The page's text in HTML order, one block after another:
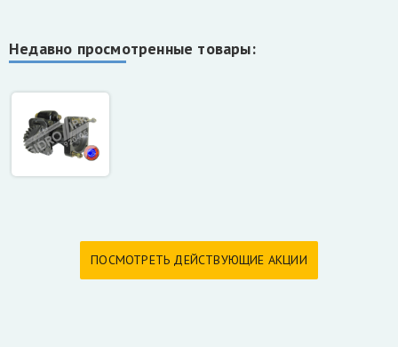
Недавно просмотренные товары:
ПОСМОТРЕТЬ ДЕЙСТВУЮЩИЕ АКЦИИ